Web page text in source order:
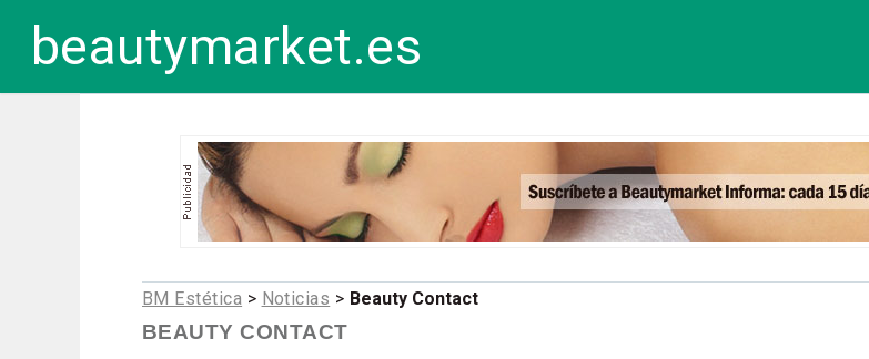
beautymarket.es
BM Estética > Noticias > Beauty Contact
BEAUTY CONTACT